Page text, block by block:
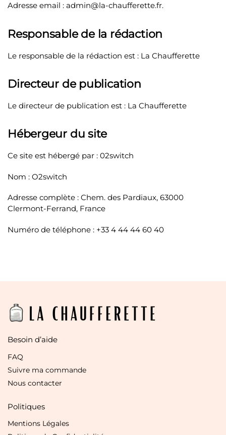
Adresse email : admin@la-chaufferette.fr.
Responsable de la rédaction
Le responsable de la rédaction est : La Chaufferette
Directeur de publication
Le directeur de publication est : La Chaufferette
Hébergeur du site
Ce site est hébergé par : 02switch
Nom : O2switch
Adresse complète : Chem. des Pardiaux, 63000
Clermont-Ferrand, France
Numéro de téléphone : +33 4 44 44 60 40
Besoin d’aide
FAQ
Suivre ma commande
Nous contacter
Politiques
Mentions Légales